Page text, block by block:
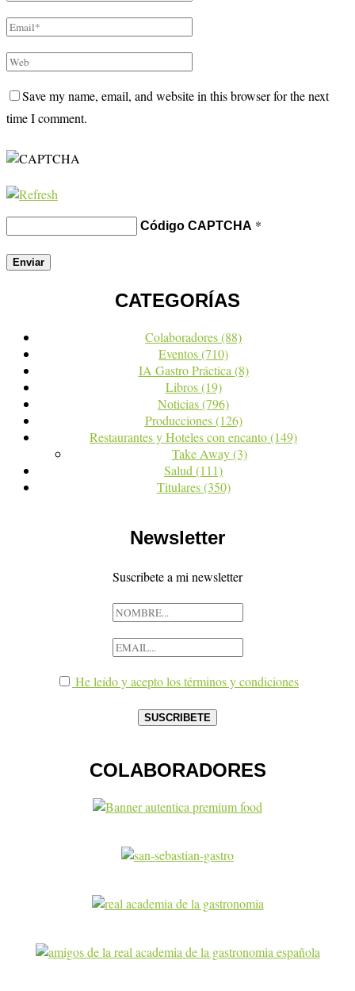
Save my name, email, and website in this browser for the next
time I comment.
Código CAPTCHA *
CATEGORÍAS
Colaboradores(88)
Eventos(710)
IA Gastro Práctica (8)
Libros(19)
Noticias(796)
Producciones(126)
Restaurantes y Hoteles con encanto(149)
Take Away(3)
Salud (111)
Titulares(350)
Newsletter
Suscribete a mi newsletter
He leído y acepto los términos y condiciones
COLABORADORES